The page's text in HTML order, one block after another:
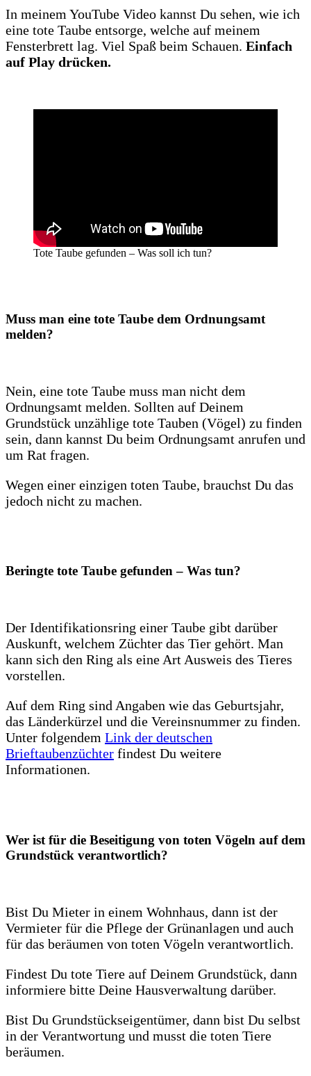
In meinem YouTube Video kannst Du sehen, wie ich
eine tote Taube entsorge, welche auf meinem
Fensterbrett lag. Viel Spaß beim Schauen. Einfach
auf Play drücken.
Tote Taube gefunden – Was soll ich tun?
Muss man eine tote Taube dem Ordnungsamt
melden?
Nein, eine tote Taube muss man nicht dem
Ordnungsamt melden. Sollten auf Deinem
Grundstück unzählige tote Tauben (Vögel) zu finden
sein, dann kannst Du beim Ordnungsamt anrufen und
um Rat fragen.
Wegen einer einzigen toten Taube, brauchst Du das
jedoch nicht zu machen.
Beringte tote Taube gefunden – Was tun?
Der Identifikationsring einer Taube gibt darüber
Auskunft, welchem Züchter das Tier gehört. Man
kann sich den Ring als eine Art Ausweis des Tieres
vorstellen.
Auf dem Ring sind Angaben wie das Geburtsjahr,
das Länderkürzel und die Vereinsnummer zu finden.
Unter folgendem Link der deutschen
Brieftaubenzüchter findest Du weitere
Informationen.
Wer ist für die Beseitigung von toten Vögeln auf dem
Grundstück verantwortlich?
Bist Du Mieter in einem Wohnhaus, dann ist der
Vermieter für die Pflege der Grünanlagen und auch
für das beräumen von toten Vögeln verantwortlich.
Findest Du tote Tiere auf Deinem Grundstück, dann
informiere bitte Deine Hausverwaltung darüber.
Bist Du Grundstückseigentümer, dann bist Du selbst
in der Verantwortung und musst die toten Tiere
beräumen.